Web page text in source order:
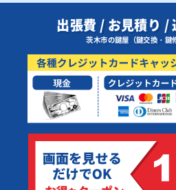
出張費 / お見積り /
茨木市の鍵屋（鍵交換・鍵